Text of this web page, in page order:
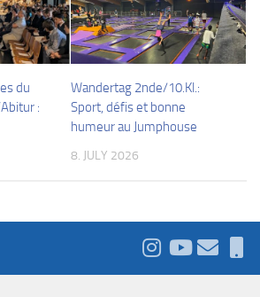
du
:
Wandertag 2nde/10.Kl.:
Sport, défis et bonne
humeur au Jumphouse
8. JULY 2026